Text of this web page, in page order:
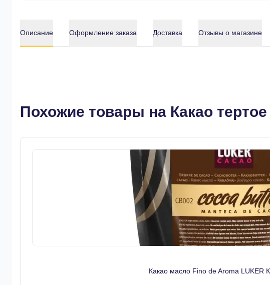
Описание Оформление заказа Доставка Отзывы о магазине
Похожие товары на Какао тертое
Какао масло Fino de Aroma LUKER